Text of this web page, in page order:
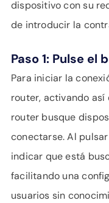
dispositivo con su
de introducir la
Paso 1: Pulse el
Para iniciar la
router, activando así
router busque
conectarse. Al
indicar que está
facilitando una
usuarios sin